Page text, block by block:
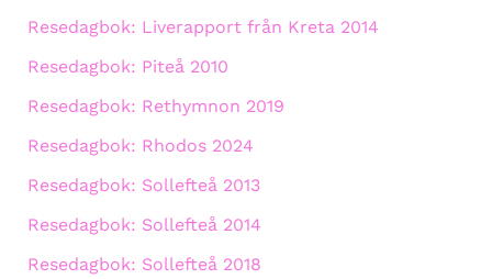
Resedagbok: Liverapport från Kreta 2014
Resedagbok: Piteå 2010
Resedagbok: Rethymnon 2019
Resedagbok: Rhodos 2024
Resedagbok: Sollefteå 2013
Resedagbok: Sollefteå 2014
Resedagbok: Sollefteå 2018